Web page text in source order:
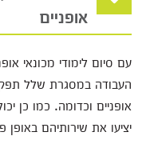
אופניים
עם סיום לימודי מכונאי
העבודה במסגרת שלל
אופניים וכדומה. כמו כן
יציעו את שירותיהם